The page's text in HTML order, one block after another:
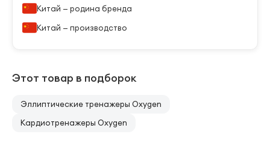
Китай — родина бренда
Китай — производство
Этот товар в подборок
Эллиптические тренажеры Oxygen
Кардиотренажеры Oxygen